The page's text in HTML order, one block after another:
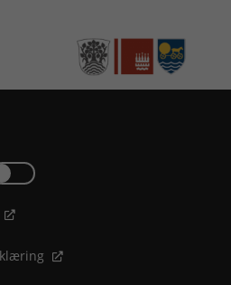
eller sluk for Adgang med tegn